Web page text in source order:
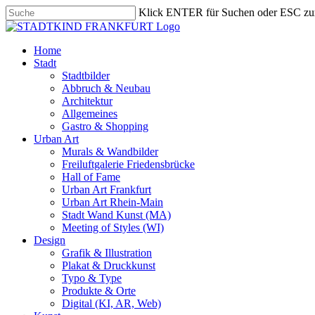
Skip
to
content
Klick ENTER für Suchen oder ESC
Close
search
Menu
Home
Stadt
Stadtbilder
Abbruch & Neubau
Architektur
Allgemeines
Gastro & Shopping
Urban Art
Murals & Wandbilder
Freiluftgalerie Friedensbrücke
Hall of Fame
Urban Art Frankfurt
Urban Art Rhein-Main
Stadt Wand Kunst (MA)
Meeting of Styles (WI)
Design
Grafik & Illustration
Plakat & Druckkunst
Typo & Type
Produkte & Orte
Digital (KI, AR, Web)